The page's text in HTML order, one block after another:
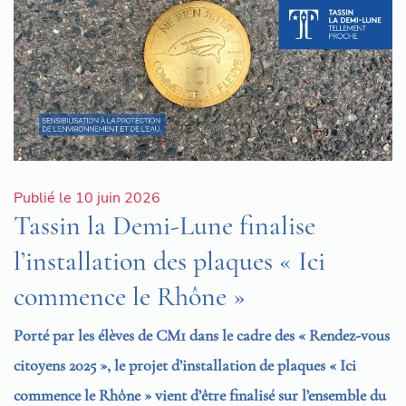
Publié le 10 juin 2026
Tassin la Demi-Lune finalise
l’installation des plaques « Ici
commence le Rhône »
Porté par les élèves de CM1 dans le cadre des « Rendez-vous
citoyens 2025 », le projet d’installation de plaques « Ici
commence le Rhône » vient d’être finalisé sur l’ensemble du